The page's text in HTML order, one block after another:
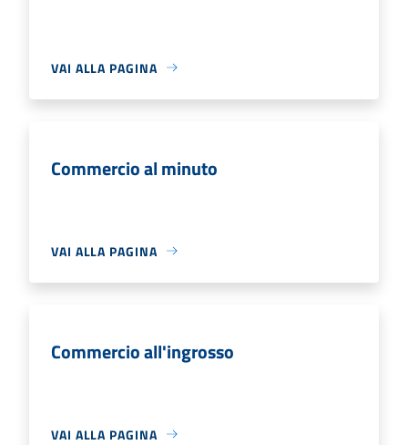
VAI ALLA PAGINA
Commercio al minuto
VAI ALLA PAGINA
Commercio all'ingrosso
VAI ALLA PAGINA